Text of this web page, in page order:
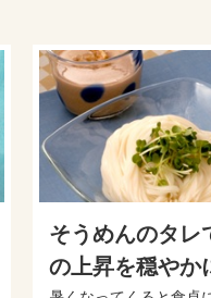
そうめんのタレ
の上昇を穏やか